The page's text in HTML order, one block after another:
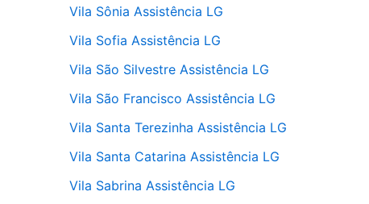
Vila Sônia Assistência LG
Vila Sofia Assistência LG
Vila São Silvestre Assistência LG
Vila São Francisco Assistência LG
Vila Santa Terezinha Assistência LG
Vila Santa Catarina Assistência LG
Vila Sabrina Assistência LG